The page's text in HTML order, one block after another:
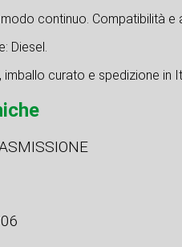
continuo. Compatibilità
Diesel.
imballo curato e spedizione in